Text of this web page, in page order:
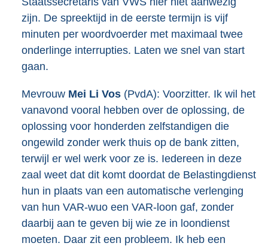
zijn. De spreektijd in de eerste termijn is vijf
minuten per woordvoerder met maximaal twee
onderlinge interrupties. Laten we snel van start
gaan.
Mevrouw Mei Li Vos (PvdA): Voorzitter. Ik wil het
vanavond vooral hebben over de oplossing, de
oplossing voor honderden zelfstandigen die
ongewild zonder werk thuis op de bank zitten,
terwijl er wel werk voor ze is. Iedereen in deze
zaal weet dat dit komt doordat de Belastingdienst
hun in plaats van een automatische verlenging
van hun VAR-wuo een VAR-loon gaf, zonder
daarbij aan te geven bij wie ze in loondienst
moeten. Daar zit een probleem. Ik heb een